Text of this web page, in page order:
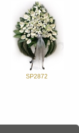
SP2872